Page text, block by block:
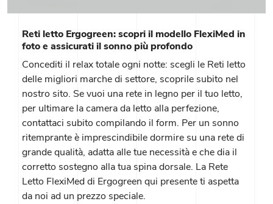
Reti letto Ergogreen: scopri il modello FlexiMed in
foto e assicurati il sonno più profondo
Concediti il relax totale ogni notte: scegli le Reti letto
delle migliori marche di settore, scoprile subito nel
nostro sito. Se vuoi una rete in legno per il tuo letto,
per ultimare la camera da letto alla perfezione,
contattaci subito compilando il form. Per un sonno
ritemprante è imprescindibile dormire su una rete di
grande qualità, adatta alle tue necessità e che dia il
corretto sostegno alla tua spina dorsale. La Rete
Letto FlexiMed di Ergogreen qui presente ti aspetta
da noi ad un prezzo speciale.